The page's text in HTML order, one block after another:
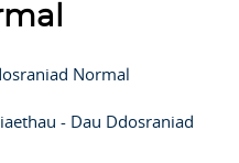
Normal
- Dau Ddosraniad